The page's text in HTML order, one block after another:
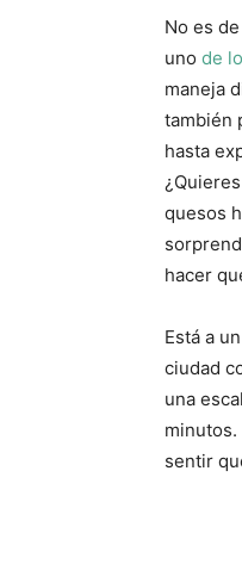
No es
uno de
maneja
también
hasta
quesos
hacer
Está a
ciudad
una
sentir